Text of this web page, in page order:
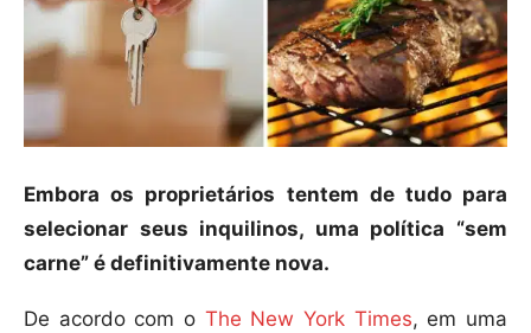
Embora os proprietários tentem de tudo para
selecionar seus inquilinos, uma política “sem
carne” é definitivamente nova.
De acordo com o The New York Times, em uma